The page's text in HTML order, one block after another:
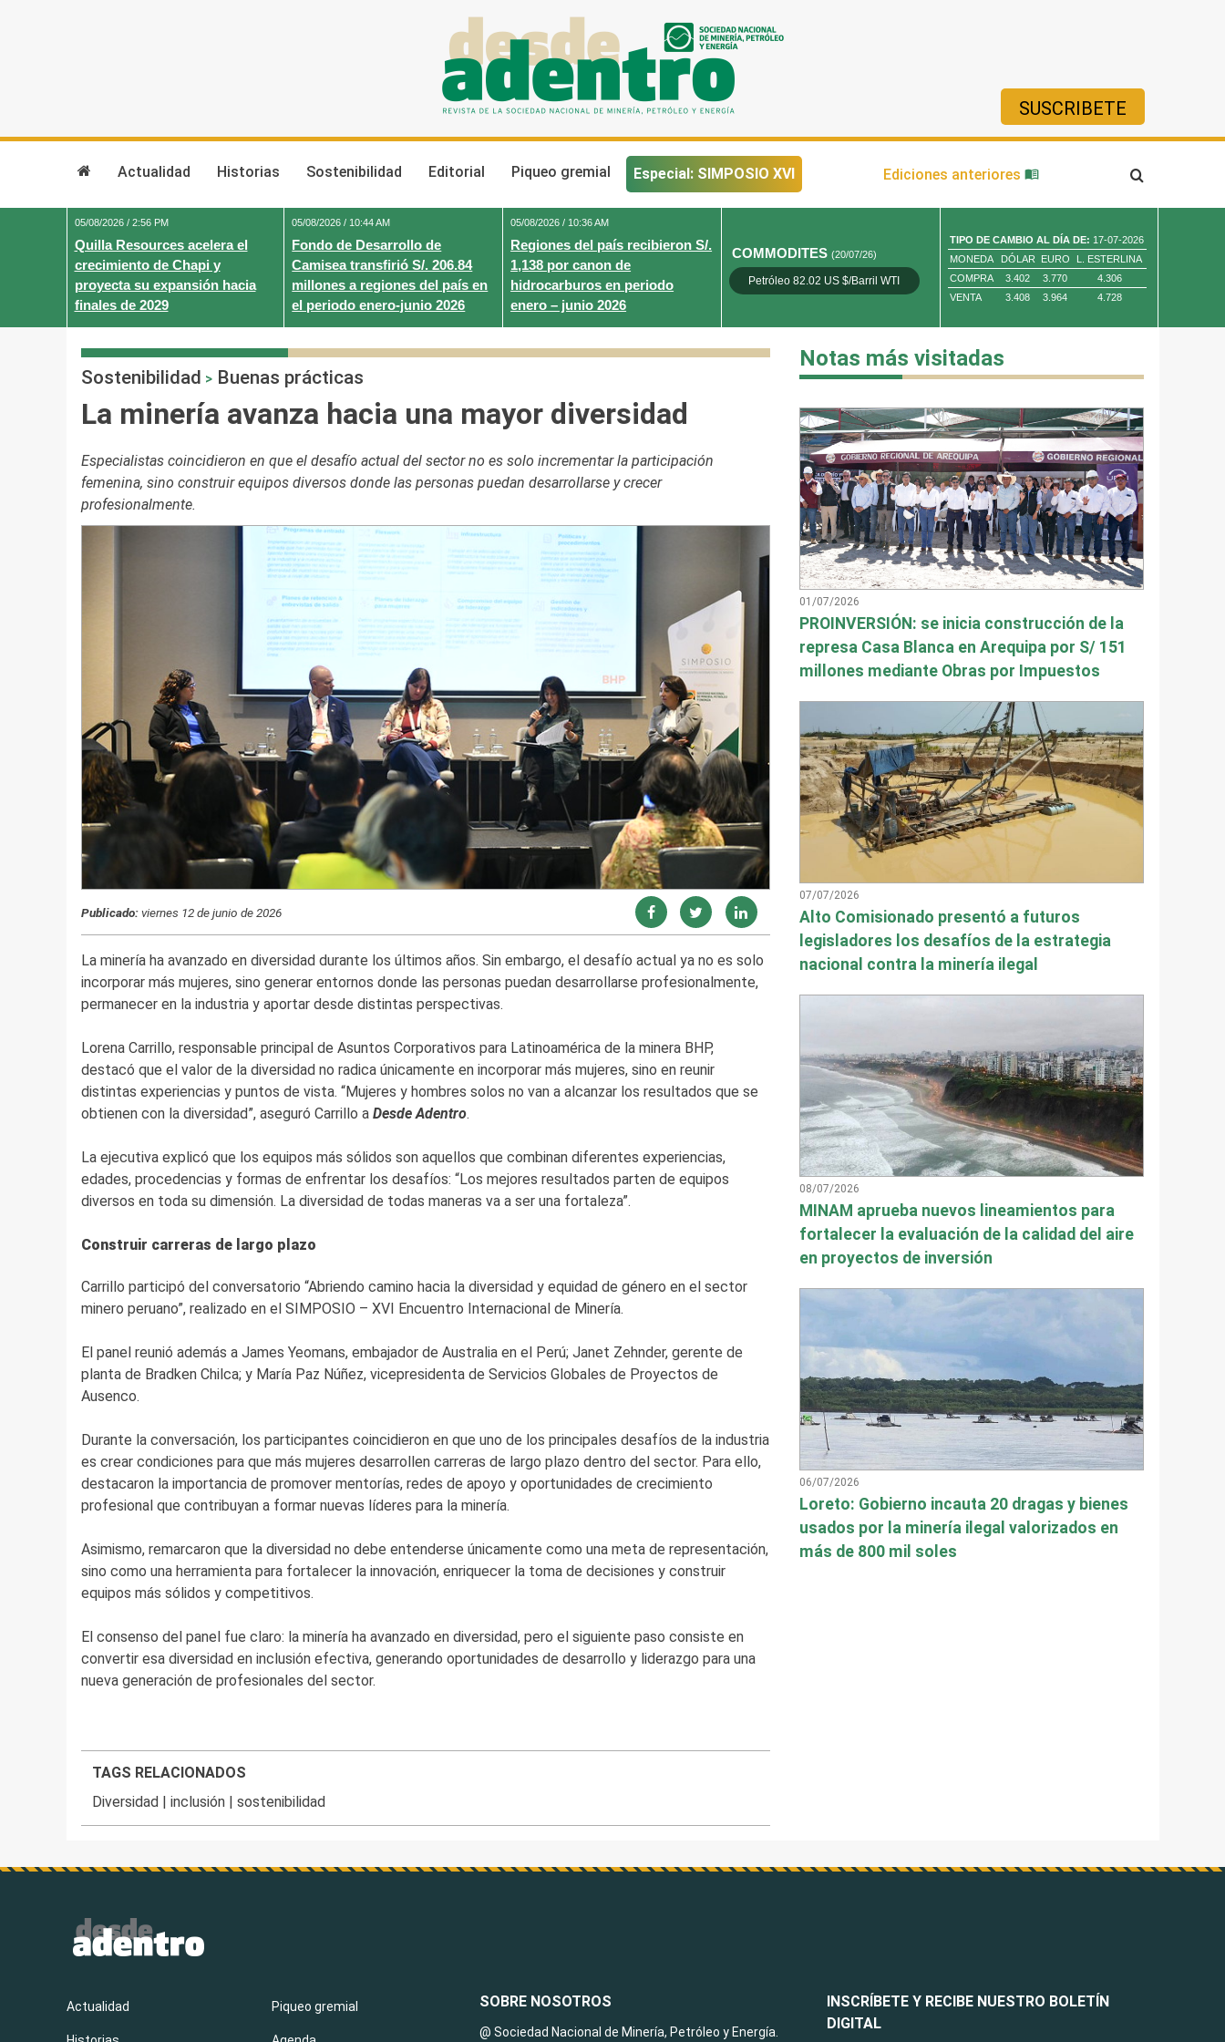
SUSCRIBETE
Actualidad Historias Sostenibilidad Editorial Piqueo gremial Especial: SIMPOSIO XVI Ediciones anteriores
05/08/2026 / 2:56 PM
Quilla Resources acelera el
crecimiento de Chapi y
proyecta su expansión hacia
finales de 2029
05/08/2026 / 10:44 AM
Fondo de Desarrollo de
Camisea transfirió S/. 206.84
millones a regiones del país en
el periodo enero-junio 2026
05/08/2026 / 10:36 AM
Regiones del país recibieron S/.
1,138 por canon de
hidrocarburos en periodo
enero – junio 2026
COMMODITES(20/07/26)
Petróleo 82.02 US $/Barril WTI Oro 4,010.80 US $/ Oz. Tr.
TIPO DE CAMBIO AL DÍA DE: 17-07-2026
MONEDA
DÓLAR EURO
L. ESTERLINA
COMPRA
3.402 3.770
4.306
VENTA
3.408 3.964 4.728
Sostenibilidad > Buenas prácticas
La minería avanza hacia una mayor diversidad
Especialistas coincidieron en que el desafío actual del sector no es solo incrementar la participación
femenina, sino construir equipos diversos donde las personas puedan desarrollarse y crecer
profesionalmente.
Publicado:viernes 12 de junio de 2026
La minería ha avanzado en diversidad durante los últimos años. Sin embargo, el desafío actual ya no es solo
incorporar más mujeres, sino generar entornos donde las personas puedan desarrollarse profesionalmente,
permanecer en la industria y aportar desde distintas perspectivas.
Lorena Carrillo, responsable principal de Asuntos Corporativos para Latinoamérica de la minera BHP,
destacó que el valor de la diversidad no radica únicamente en incorporar más mujeres, sino en reunir
distintas experiencias y puntos de vista. “Mujeres y hombres solos no van a alcanzar los resultados que se
obtienen con la diversidad”, aseguró Carrillo a Desde Adentro.
La ejecutiva explicó que los equipos más sólidos son aquellos que combinan diferentes experiencias,
edades, procedencias y formas de enfrentar los desafíos: “Los mejores resultados parten de equipos
diversos en toda su dimensión. La diversidad de todas maneras va a ser una fortaleza”.
Construir carreras de largo plazo
Carrillo participó del conversatorio “Abriendo camino hacia la diversidad y equidad de género en el sector
minero peruano”, realizado en el SIMPOSIO – XVI Encuentro Internacional de Minería.
El panel reunió además a James Yeomans, embajador de Australia en el Perú; Janet Zehnder, gerente de
planta de Bradken Chilca; y María Paz Núñez, vicepresidenta de Servicios Globales de Proyectos de
Ausenco.
Durante la conversación, los participantes coincidieron en que uno de los principales desafíos de la industria
es crear condiciones para que más mujeres desarrollen carreras de largo plazo dentro del sector. Para ello,
destacaron la importancia de promover mentorías, redes de apoyo y oportunidades de crecimiento
profesional que contribuyan a formar nuevas líderes para la minería.
Asimismo, remarcaron que la diversidad no debe entenderse únicamente como una meta de representación,
sino como una herramienta para fortalecer la innovación, enriquecer la toma de decisiones y construir
equipos más sólidos y competitivos.
El consenso del panel fue claro: la minería ha avanzado en diversidad, pero el siguiente paso consiste en
convertir esa diversidad en inclusión efectiva, generando oportunidades de desarrollo y liderazgo para una
nueva generación de profesionales del sector.
TAGS RELACIONADOS
Diversidad
|inclusión |sostenibilidad
Notas más visitadas
01/07/2026
PROINVERSIÓN: se inicia construcción de la
represa Casa Blanca en Arequipa por S/ 151
millones mediante Obras por Impuestos
07/07/2026
Alto Comisionado presentó a futuros
legisladores los desafíos de la estrategia
nacional contra la minería ilegal
08/07/2026
MINAM aprueba nuevos lineamientos para
fortalecer la evaluación de la calidad del aire
en proyectos de inversión
06/07/2026
Loreto: Gobierno incauta 20 dragas y bienes
usados por la minería ilegal valorizados en
más de 800 mil soles
INSCRÍBETE Y RECIBE NUESTRO BOLETÍN
DIGITAL
Actualidad Piqueo gremial SOBRE NOSOTROS
@ Sociedad Nacional de Minería, Petróleo y Energía.